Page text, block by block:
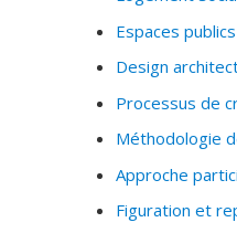
conséquences des
donneurs d’ouvrage
processus de
rôles des
Espaces publics
Design
Processus de
Méthodologie
Approche
Figuration et